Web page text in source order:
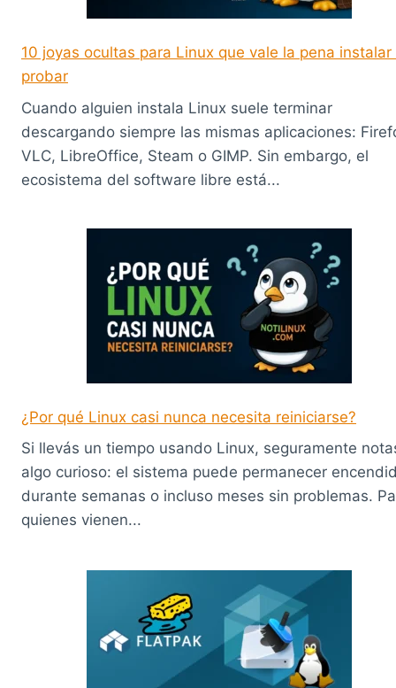
10 joyas ocultas para Linux que vale la pena instalar
probar
Cuando alguien instala Linux suele terminar
descargando siempre las mismas aplicaciones:
VLC, LibreOffice, Steam o GIMP. Sin embargo, el
ecosistema del software libre está...
¿Por qué Linux casi nunca necesita reiniciarse?
Si llevás un tiempo usando Linux, seguramente
algo curioso: el sistema puede permanecer
durante semanas o incluso meses sin problemas.
quienes vienen...